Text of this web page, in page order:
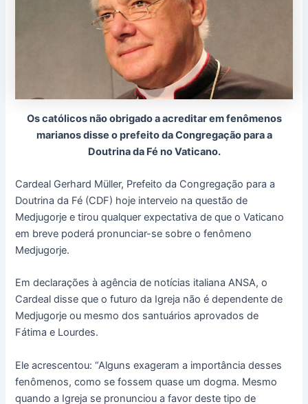
Os católicos não obrigado a acreditar em fenômenos
marianos disse o prefeito da Congregação para a
Doutrina da Fé no Vaticano.
Cardeal Gerhard Müller, Prefeito da Congregação para a
Doutrina da Fé (CDF) hoje interveio na questão de
Medjugorje e tirou qualquer expectativa de que o Vaticano
em breve poderá pronunciar-se sobre o fenômeno
Medjugorje.
Em declarações à agência de notícias italiana ANSA, o
Cardeal disse que o futuro da Igreja não é dependente de
Medjugorje ou mesmo dos santuários aprovados de
Fátima e Lourdes.
Ele acrescentou: “Alguns exageram a importância desses
fenômenos, como se fossem quase um dogma. Mesmo
quando a Igreja se pronunciou a favor deste tipo de